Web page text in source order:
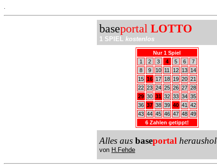
baseportal LOTTO
1 SPIEL kostenlos
Nur 1 Spiel
1
2 3 4 5 6
7
8
9 10 11 12 13
14
15 16 17 18 19 20 21
22 23 24 25 26 27 28
29 30 31 32 33 34 35
36 37 38 39 40 41
42
43 44 45 46 47 48 49
6 Zahlen getippt!
Alles aus baseportal
von H.Fehde